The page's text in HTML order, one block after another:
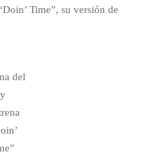
Time”, su versión de
del